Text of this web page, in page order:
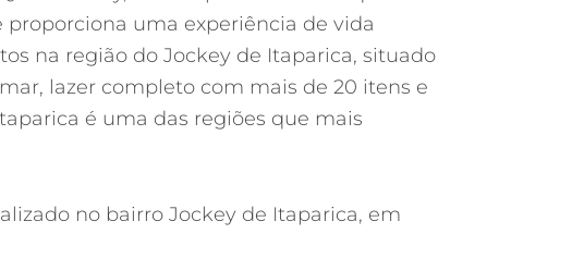
uma experiência de vida
na região do Jockey de Itaparica, situado
lazer completo com mais de 20 itens e
é uma das regiões que mais
no bairro Jockey de Itaparica, em